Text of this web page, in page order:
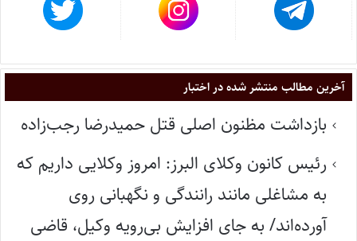
آخرین مطالب منتشر شده در اختبار
بازداشت مظنون اصلی قتل حمیدرضا رجب‌زاده
رئیس کانون وکلای البرز: امروز وکلایی داریم که
به مشاغلی مانند رانندگی و نگهبانی روی
آورده‌اند/ به جای افزایش بی‌رویه وکیل، قاضی